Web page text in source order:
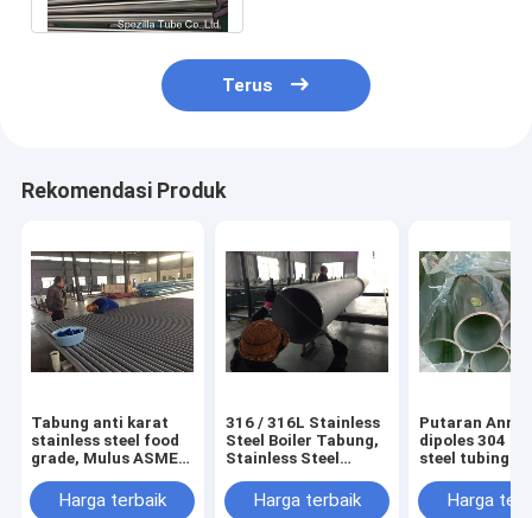
Terus
Rekomendasi Produk
Tabung anti karat
stainless steel food
grade, Mulus ASME
SA213MHarga terbaik
316 / 316L Stainless
Steel Boiler Tabung,
Stainless Steel
TinggiHarga terbaik
Putaran
dipoles 304
steel tubing
Ketangguhan
Ketebalan
Harga